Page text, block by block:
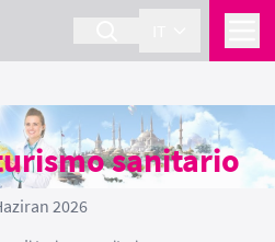
sanitario
2026